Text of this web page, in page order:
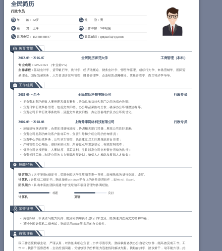
全民简历
行政专员
年 龄 ：32岁 性 别 ：男
籍 贯 ：上海 工作年限 ：3年经验
联系电话 ：15388888887 联系邮箱 ：qmjianli@qq.com
教育背景
2012-09 ~2016-07 全民简历师范大学 工商管理（本科）
专业成绩：GPA 3.66/4 （专业前5%）
主修课程：基础会计学、货币银行学、统计学、经济法概论、财务会计学、管理学原理、组织行为学、市场营销学、国际贸
易理论、国际贸易实务、人力资源开发与管理、财务管理学、企业经营战略概论、质量管理学、西方经济学等等。
工作经历
2018-09 ~至今 全民简历科技有限公司
行政专员
拥负责本部的行政人事管理和日常事务，协助总监搞好各部门之间的综合协调。
负责日常行政事务管理，包括文件归档、办公用品采购与分发，确保办公环境整洁有序。
负责公司日常行政事务统筹，涵盖文件收发归档、办公设备维护及办公环境优化。
2016-09 ~2018-08 上海斧掌网络科技有限公司
行政专员
热情接待来访宾客，合理安排接待流程，协调相关部门对接，展现公司良好形象;
负责公司总部的来访客户接待工作，负责引导和介绍公司的分布情况；
负责中心的行政事务，公司班车管理、负责建立员工归属感及前台管理；
严格管理办公用品，做好采购计划、库存盘点与发放登记，有效控制成本；
督导公司各项行政、人事制度、员工福利、生日以及公司各种宴会活动的执行；
负责招聘工作，制定公司的人力资源发展计划，确保人才梯队发展和人才储备；
技能特长
语言能力：大学英语6级证书，荣获全国大学生英语竞赛一等奖，能够熟练的进行交流、读写。
计算机：计算机二级证书，熟练操作windows平台上的各类应用软件，如Word、Excel。
团队能力： 具有丰富的团队组建与扩充经验和项目管理与协调经验。
计算机
精通
英语
良好
荣誉证书
英语四级，听说读写能力良好，能流利的用英语进行日常交流，能快速浏览英文文档和书籍；
通过全国计算机二级考试，熟练运用office等常用的办公软件。
自我评价
我工作态度积极主动、严谨认真，对待任务细心负责，力求尽善尽美。熟练掌握各类办公自动化软件，能高效完成工作。工
作中，我善于观察思考，主动挖掘问题，凭借较强的分析能力迅速找到解决方案。我勤奋好学、踏实肯干，动手能力强，始